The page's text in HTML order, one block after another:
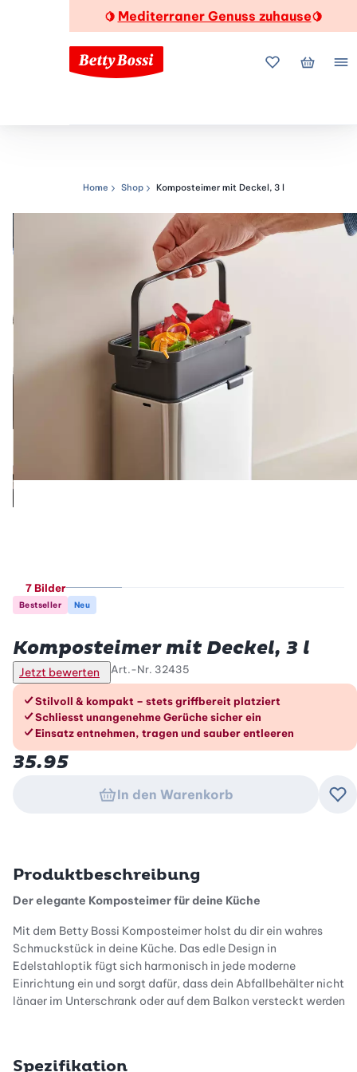
🍋 Mediterraner Genuss zuhause🍋
MeineMein
Navigationspfad
Home Shop Komposteimer mit Deckel, 3 l
7 Bilder
Bestseller Neu
Komposteimer mit Deckel, 3 l
Jetzt bewerten Art.-Nr. 32435
Die Vorteile im Überblick
Stilvoll & kompakt – stets griffbereit platziert
Schliesst unangenehme Gerüche sicher ein
Einsatz entnehmen, tragen und sauber entleeren
35.95
In den Warenkorb
Produktbeschreibung
Der elegante Komposteimer für deine Küche
Mit dem Betty Bossi Komposteimer holst du dir ein wahres
Schmuckstück in deine Küche. Das edle Design in
Edelstahloptik fügt sich harmonisch in jede moderne
Einrichtung ein und sorgt dafür, dass dein Abfallbehälter nicht
länger im Unterschrank oder auf dem Balkon versteckt werden
Spezifikation